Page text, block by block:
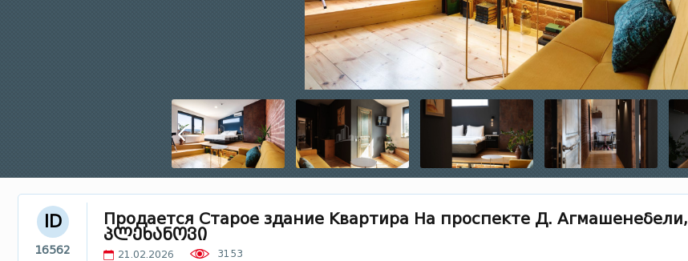
ID
16562
Продается Старое здание Квартира На проспекте Д. Агмашенебели,
პლეხანოვი
21.02.2026 3153